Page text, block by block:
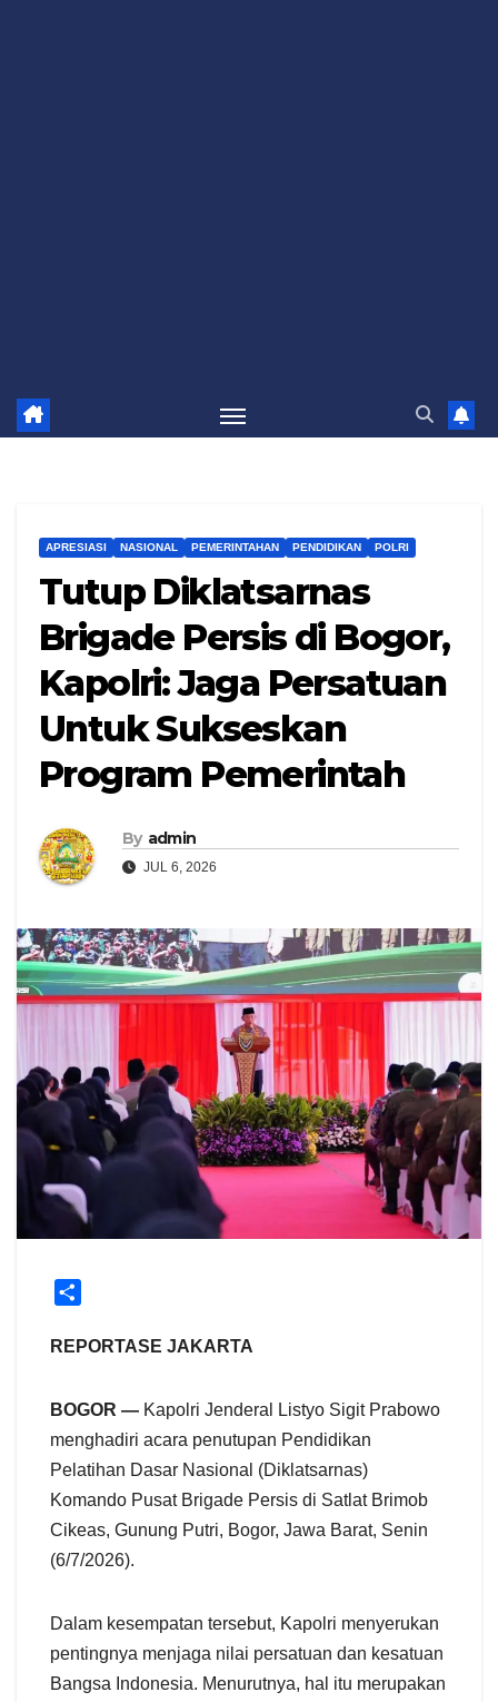
APRESIASI NASIONAL PEMERINTAHAN PENDIDIKAN POLRI
Tutup Diklatsarnas
Brigade Persis di Bogor,
Kapolri: Jaga Persatuan
Untuk Sukseskan
Program Pemerintah
By admin
JUL 6, 2026
a
e
REPORTASE JAKARTA
BOGOR — Kapolri Jenderal Listyo Sigit Prabowo
menghadiri acara penutupan Pendidikan
Pelatihan Dasar Nasional (Diklatsarnas)
Komando Pusat Brigade Persis di Satlat Brimob
Cikeas, Gunung Putri, Bogor, Jawa Barat, Senin
(6/7/2026).
Dalam kesempatan tersebut, Kapolri menyerukan
pentingnya menjaga nilai persatuan dan kesatuan
Bangsa Indonesia. Menurutnya, hal itu merupakan